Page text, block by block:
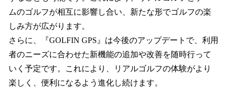
ムのゴルフが相互に影響し合い、新たな形でゴルフの楽
しみ方が広がります。
さらに、『GOLFIN GPS』は今後のアップデートで、利用
者のニーズに合わせた新機能の追加や改善を随時行って
いく予定です。これにより、リアルゴルフの体験がより
楽しく、便利になるよう進化し続けます。